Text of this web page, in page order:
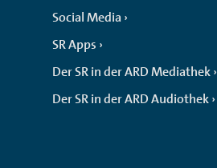
Social Media
SR Apps
Der SR in der ARD Mediathek
Der SR in der ARD Audiothek